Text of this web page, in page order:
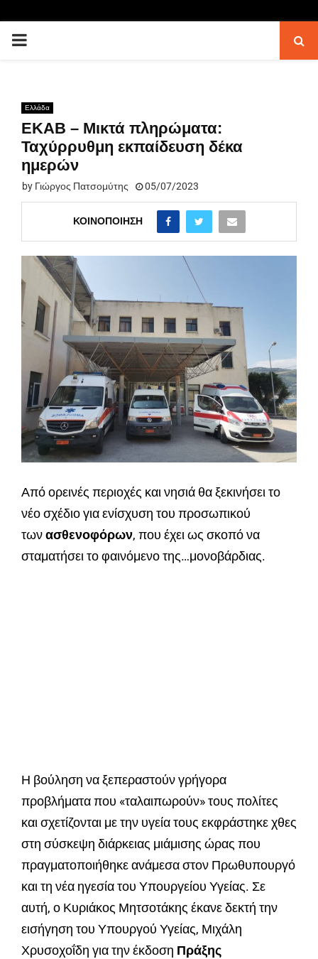
PRIMARY
Ελλάδα
ΕΚΑΒ – Μικτά πληρώματα:
Ταχύρρυθμη εκπαίδευση δέκα
ημερών
by Γιώργος Πατσομύτης 05/07/2023
ΚΟΙΝΟΠΟΊΗΣΗ
Από ορεινές περιοχές και νησιά θα ξεκινήσει το
νέο σχέδιο για ενίσχυση του προσωπικού
τωνασθενοφόρων, που έχει ως σκοπό να
σταματήσει το φαινόμενο της…μονοβάρδιας.
Η βούληση να ξεπεραστούν γρήγορα
προβλήματα που «ταλαιπωρούν» τους πολίτες
και σχετίζονται με την υγεία τους εκφράστηκε χθες
στη σύσκεψη διάρκειας μιάμισης ώρας που
πραγματοποιήθηκε ανάμεσα στον Πρωθυπουργό
και τη νέα ηγεσία του Υπουργείου Υγείας. Σε
αυτή, ο Κυριάκος Μητσοτάκης έκανε δεκτή την
εισήγηση του Υπουργού Υγείας, Μιχάλη
Χρυσοχοΐδη για την έκδοση Πράξης